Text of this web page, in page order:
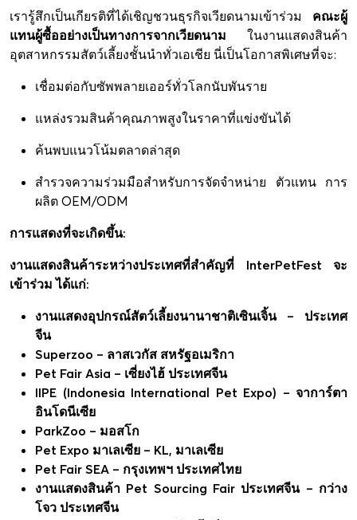
เรารู้สึกเป็นเกียรติที่ได้เชิญชวนธุรกิจเวียดนามเข้าร่วม คณะผู้
แทนผู้ซื้ออย่างเป็นทางการจากเวียดนาม ในงานแสดงสินค้า
อุตสาหกรรมสัตว์เลี้ยงชั้นนำทั่วเอเชีย นี่เป็นโอกาสพิเศษที่จะ:
เชื่อมต่อกับซัพพลายเออร์ทั่วโลกนับพันราย
แหล่งรวมสินค้าคุณภาพสูงในราคาที่แข่งขันได้
ค้นพบแนวโน้มตลาดล่าสุด
สำรวจความร่วมมือสำหรับการจัดจำหน่าย ตัวแทน การ
ผลิต OEM/ODM
การแสดงที่จะเกิดขึ้น:
งานแสดงสินค้าระหว่างประเทศที่สำคัญที่ InterPetFest จะ
เข้าร่วม ได้แก่:
งานแสดงอุปกรณ์สัตว์เลี้ยงนานาชาติเซินเจิ้น – ประเทศ
จีน
Superzoo – ลาสเวกัส สหรัฐอเมริกา
Pet Fair Asia – เซี่ยงไฮ้ ประเทศจีน
IIPE (Indonesia International Pet Expo) – จาการ์ตา
อินโดนีเซีย
ParkZoo – มอสโก
Pet Expo มาเลเซีย – KL, มาเลเซีย
Pet Fair SEA – กรุงเทพฯ ประเทศไทย
งานแสดงสินค้า Pet Sourcing Fair ประเทศจีน – กว่าง
โจว ประเทศจีน